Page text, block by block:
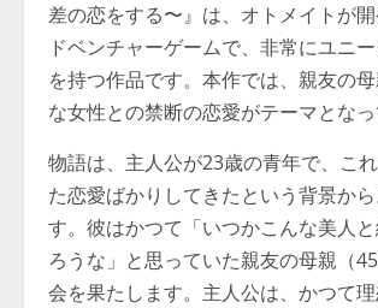
差の恋をする〜』は、オトメイトが
ドベンチャーゲームで、非常にユニ
を持つ作品です。本作では、親友の
な女性との禁断の恋愛がテーマとなっ
物語は、主人公が23歳の青年で、こ
た恋愛ばかりしてきたという背景か
す。彼はかつて「いつかこんな美人
ろうな」と思っていた親友の母親（
会を果たします。主人公は、かつて